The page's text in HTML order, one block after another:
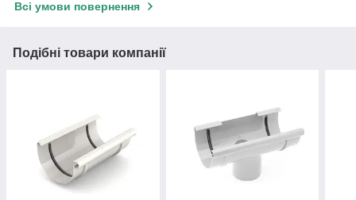
Всі умови повернення
Подібні товари компанії